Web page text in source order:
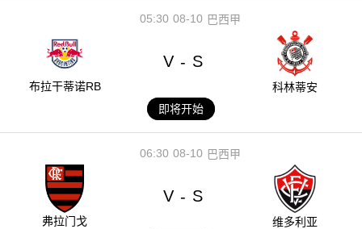
08-10
05:30 巴西甲
布拉干蒂诺RB
V - S
科林蒂安
即将开始
08-10
06:30 巴西甲
弗拉门戈
V - S
维多利亚